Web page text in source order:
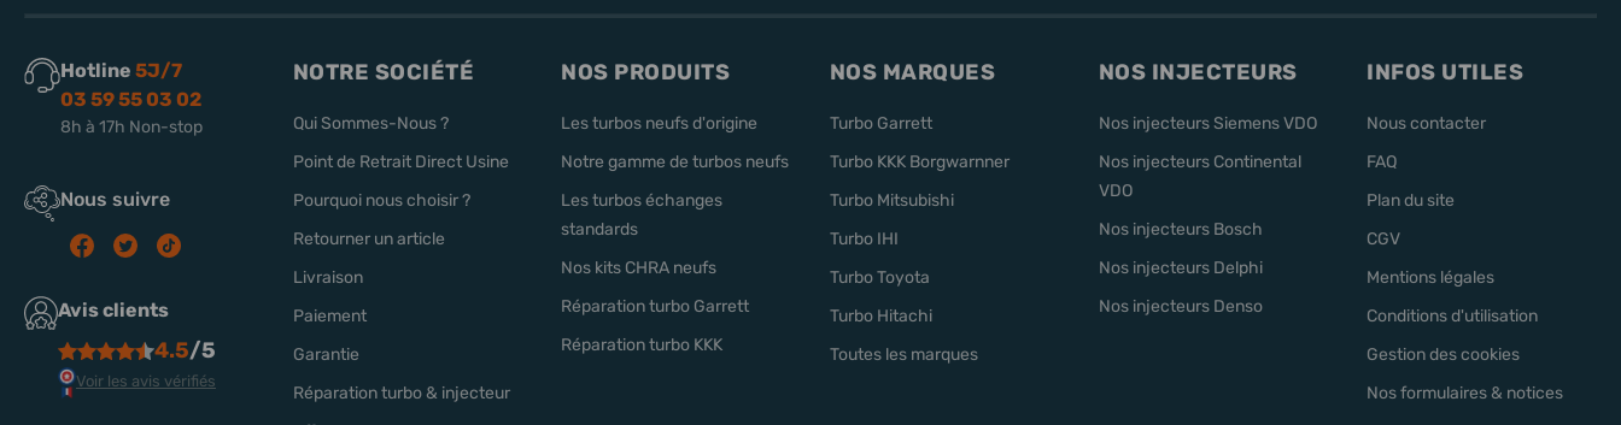
Hotline 5J/7
03 59 55 03 02
8h à 17h Non-stop
Nous suivre
Avis clients
4.5/5
Voir les avis vérifiés
NOTRE SOCIÉTÉ
Qui Sommes-Nous ?
Point de Retrait Direct Usine
Pourquoi nous choisir ?
Retourner un article
Livraison
Paiement
Garantie
Réparation turbo & injecteur
NOS PRODUITS
Les turbos neufs d'origine
Notre gamme de turbos neufs
Les turbos échanges
standards
Nos kits CHRA neufs
Réparation turbo Garrett
Réparation turbo KKK
NOS MARQUES
Turbo Garrett
Turbo KKK Borgwarnner
Turbo Mitsubishi
Turbo IHI
Turbo Toyota
Turbo Hitachi
Toutes les marques
NOS INJECTEURS
Nos injecteurs Siemens VDO
Nos injecteurs Continental
VDO
Nos injecteurs Bosch
Nos injecteurs Delphi
Nos injecteurs Denso
INFOS UTILES
Nous contacter
FAQ
Plan du site
CGV
Mentions légales
Conditions d'utilisation
Gestion des cookies
Nos formulaires & notices